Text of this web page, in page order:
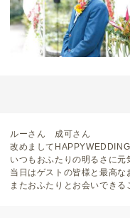
ルーさん 成可さん
改めましてHAPPYWEDDING
いつもおふたりの明るさに元
当日はゲストの皆様と最高
またおふたりとお会いでき